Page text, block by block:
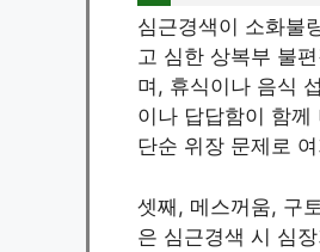
심근경색이 소화불
고 심한 상복부 불
며, 휴식이나 음식
이나 답답함이 함
단순 위장 문제로
셋째, 메스꺼움, 구
은 심근경색 시 심